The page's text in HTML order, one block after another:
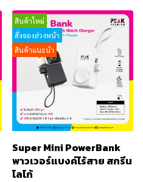
สินค้าใหม่
สั่งจองล่วงหน้า
สินค้าแนะนำ
Super Mini PowerBank
พาวเวอร์แบงค์ไร้สาย สกรีน
โลโก้